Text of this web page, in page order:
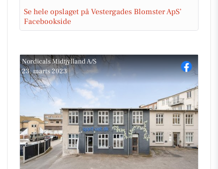
Se hele opslaget på Vestergades Blomster ApS’
Facebookside
Nordicals Midtjylland A/S
23. marts 2023